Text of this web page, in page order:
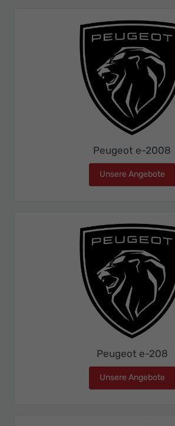
Peugeot e-2008
Unsere Angebote
Peugeot e-208
Unsere Angebote